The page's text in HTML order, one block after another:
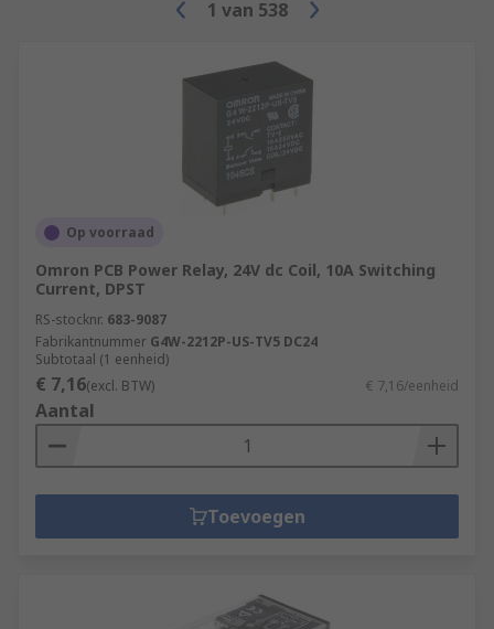
1 van 538
Op voorraad
Omron PCB Power Relay, 24V dc Coil, 10A Switching
Current, DPST
RS-stocknr. 683-9087
Fabrikantnummer G4W-2212P-US-TV5 DC24
Subtotaal (1 eenheid)
€ 7,16(excl. BTW) € 7,16/eenheid
Aantal
Toevoegen